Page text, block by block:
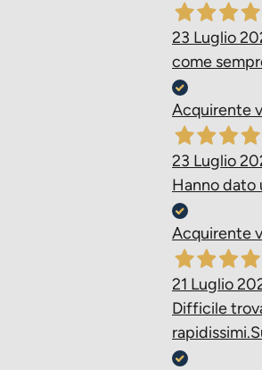
23 Luglio
come
Acquirente
23 Luglio
Hanno dato
Acquirente
21 Luglio
Difficile